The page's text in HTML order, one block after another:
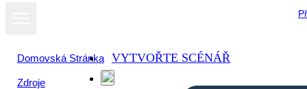
Domovská Stránka
Zdroje
VYTVOŘTE SCÉNÁŘ